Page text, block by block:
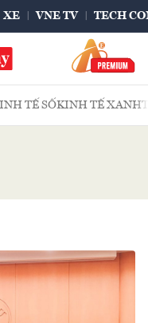
XE VNE TV TECH
TẾ SỐKINH TẾ XANH